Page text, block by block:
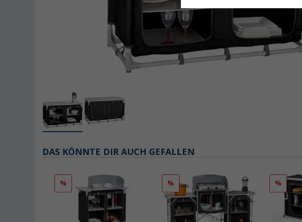
DAS KÖNNTE DIR AUCH GEFALLEN
% % %